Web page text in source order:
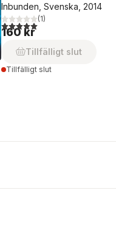
Inbunden, Svenska, 2014
5,0utav 5 stjärnor. Totalt
(1)
160 kr
Tillfälligt slut
Tillfälligt slut